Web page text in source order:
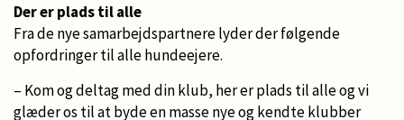
Der er plads til alle
Fra de nye samarbejdspartnere lyder der følgende
opfordringer til alle hundeejere.
– Kom og deltag med din klub, her er plads til alle og vi
glæder os til at byde en masse nye og kendte klubber